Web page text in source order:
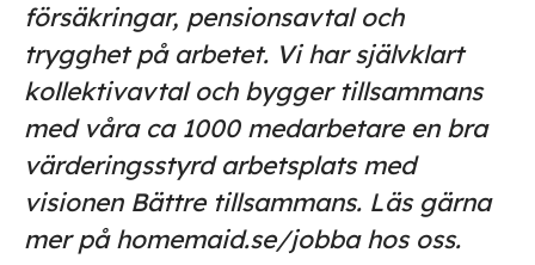
försäkringar, pensionsavtal och
trygghet på arbetet. Vi har självklart
kollektivavtal och bygger tillsammans
med våra ca 1000 medarbetare en bra
värderingsstyrd arbetsplats med
visionen Bättre tillsammans. Läs gärna
mer på homemaid.se/jobba hos oss.